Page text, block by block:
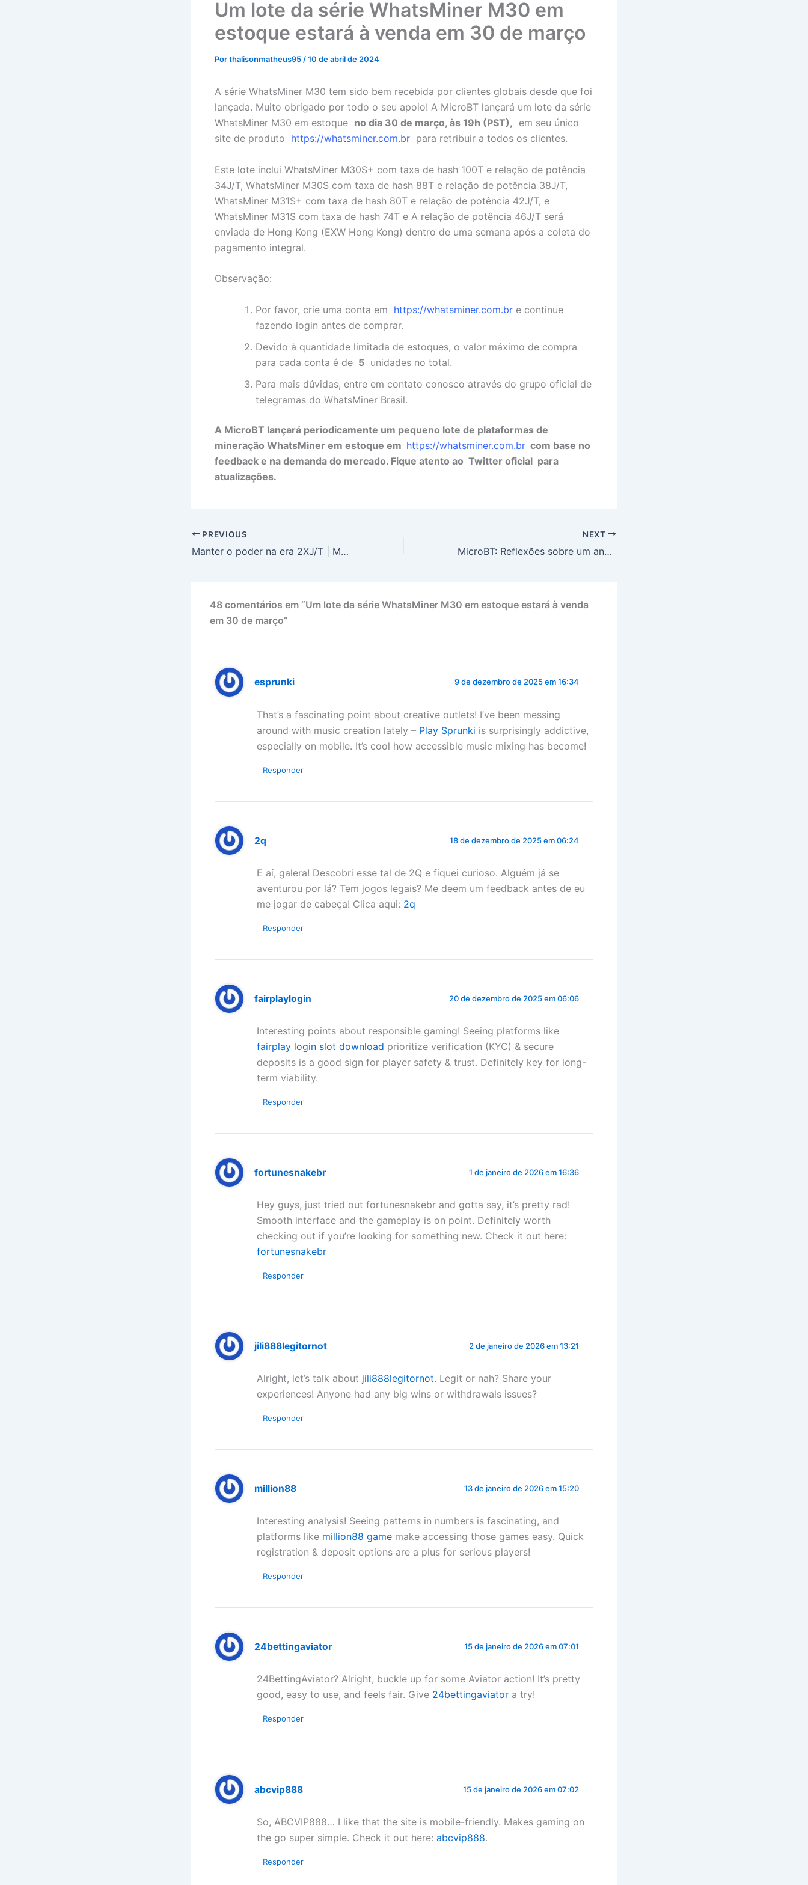
Um lote da série WhatsMiner M30 em
estoque estará à venda em 30 de março
Porthalisonmatheus95 /10 de abril de 2024
A série WhatsMiner M30 tem sido bem recebida por clientes globais desde que foi
lançada. Muito obrigado por todo o seu apoio! A MicroBT lançará um lote da série
WhatsMiner M30 em estoque no dia 30 de março, às 19h (PST), em seu único
site de produto https://whatsminer.com.br para retribuir a todos os clientes.
Este lote inclui WhatsMiner M30S+ com taxa de hash 100T e relação de potência
34J/T, WhatsMiner M30S com taxa de hash 88T e relação de potência 38J/T,
WhatsMiner M31S+ com taxa de hash 80T e relação de potência 42J/T, e
WhatsMiner M31S ​​com taxa de hash 74T e A relação de potência 46J/T será
enviada de Hong Kong (EXW Hong Kong) dentro de uma semana após a coleta do
pagamento integral.
Observação:
Por favor, crie uma conta em https://whatsminer.com.br e continue
fazendo login antes de comprar.
Devido à quantidade limitada de estoques, o valor máximo de compra
para cada conta é de 5 unidades no total.
Para mais dúvidas, entre em contato conosco através do grupo oficial de
telegramas do WhatsMiner Brasil.
A MicroBT lançará periodicamente um pequeno lote de plataformas de
mineração WhatsMiner em estoque em https://whatsminer.com.br com base no
feedback e na demanda do mercado. Fique atento ao Twitter oficial para
atualizações.
PREVIOUS
Manter o poder na era 2XJ/T | MicroBT lançou a série WhatsMiner M50
NEXT
MicroBT: Reflexões sobre um ano de impressionante sucesso na expansão global ao lado de alguns grandes players de mineração
48 comentários em “Um lote da série WhatsMiner M30 em estoque estará à venda
em 30 de março”
esprunki 9 de dezembro de 2025 em 16:34
That’s a fascinating point about creative outlets! I’ve been messing
around with music creation lately – Play Sprunki is surprisingly addictive,
especially on mobile. It’s cool how accessible music mixing has become!
Responder
2q 18 de dezembro de 2025 em 06:24
E aí, galera! Descobri esse tal de 2Q e fiquei curioso. Alguém já se
aventurou por lá? Tem jogos legais? Me deem um feedback antes de eu
me jogar de cabeça! Clica aqui: 2q
Responder
fairplaylogin 20 de dezembro de 2025 em 06:06
Interesting points about responsible gaming! Seeing platforms like
fairplay login slot download prioritize verification (KYC) & secure
deposits is a good sign for player safety & trust. Definitely key for long-
term viability.
Responder
fortunesnakebr 1 de janeiro de 2026 em 16:36
Hey guys, just tried out fortunesnakebr and gotta say, it’s pretty rad!
Smooth interface and the gameplay is on point. Definitely worth
checking out if you’re looking for something new. Check it out here:
fortunesnakebr
Responder
jili888legitornot 2 de janeiro de 2026 em 13:21
Alright, let’s talk about jili888legitornot. Legit or nah? Share your
experiences! Anyone had any big wins or withdrawals issues?
Responder
million88 13 de janeiro de 2026 em 15:20
Interesting analysis! Seeing patterns in numbers is fascinating, and
platforms like million88 game make accessing those games easy. Quick
registration & deposit options are a plus for serious players!
Responder
24bettingaviator 15 de janeiro de 2026 em 07:01
24BettingAviator? Alright, buckle up for some Aviator action! It’s pretty
good, easy to use, and feels fair. Give 24bettingaviator a try!
Responder
abcvip888 15 de janeiro de 2026 em 07:02
So, ABCVIP888… I like that the site is mobile-friendly. Makes gaming on
the go super simple. Check it out here: abcvip888.
Responder